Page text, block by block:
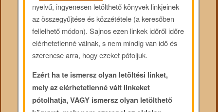
nyelvű, ingyenesen letölthető könyvek linkjeinek
az összegyűjtése és közzététele (a keresőben
fellelhető módon). Sajnos ezen linkek időről időre
elérhetetlenné válnak, s nem mindig van idő és
szerencse arra, hogy ezeket pótoljuk.
Ezért ha te ismersz olyan letöltési linket,
mely az elérhetetlenné vált linkeket
pótolhatja, VAGY ismersz olyan letölthető